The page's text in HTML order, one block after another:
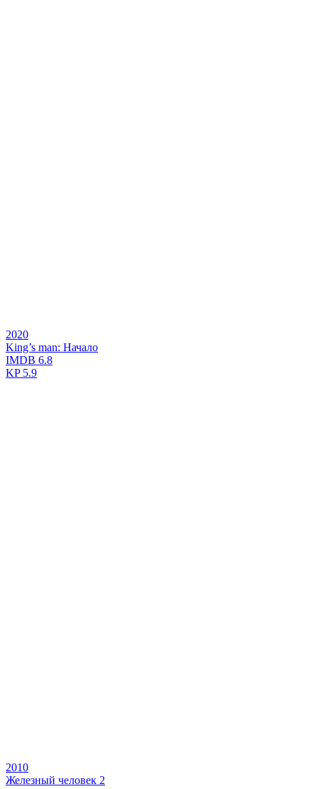
2020
King’s man: Начало
IMDB 6.8
KP5.9
2010
Железный человек 2